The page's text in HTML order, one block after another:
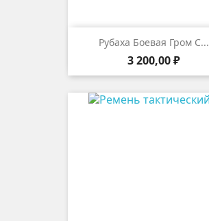
Рубаха Боевая Гром С...
Цена
3 200,00 ₽